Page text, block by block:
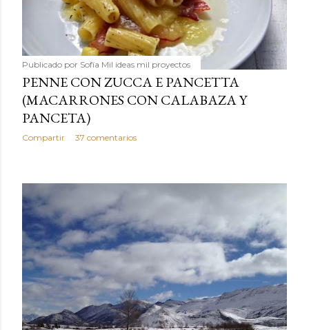
Publicado por Sofía Mil ideas mil proyectos
PENNE CON ZUCCA E PANCETTA
(MACARRONES CON CALABAZA Y
PANCETA)
Compartir 37 comentarios